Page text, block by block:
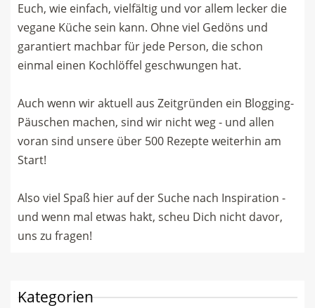
Euch, wie einfach, vielfältig und vor allem lecker die
vegane Küche sein kann. Ohne viel Gedöns und
garantiert machbar für jede Person, die schon
einmal einen Kochlöffel geschwungen hat.
Auch wenn wir aktuell aus Zeitgründen ein Blogging-
Päuschen machen, sind wir nicht weg - und allen
voran sind unsere über 500 Rezepte weiterhin am
Start!
Also viel Spaß hier auf der Suche nach Inspiration -
und wenn mal etwas hakt, scheu Dich nicht davor,
uns zu fragen!
Kategorien